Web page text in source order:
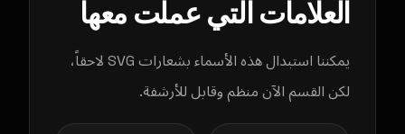
العلامات التي عملت معها
يمكننا استبدال هذه الأسماء بشعارات SVG لاحقاً،
لكن القسم الآن منظم وقابل للأرشفة.